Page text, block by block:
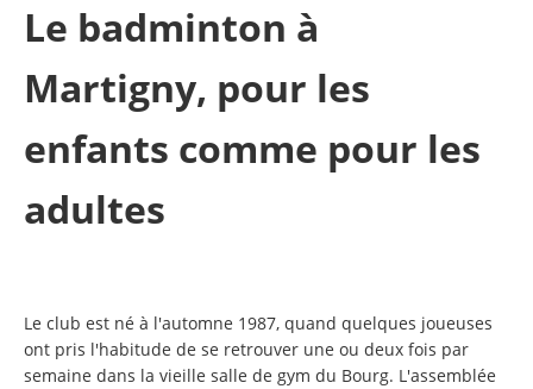
Le badminton à
Martigny, pour les
enfants comme pour les
adultes
Le club est né à l'automne 1987, quand quelques joueuses
ont pris l'habitude de se retrouver une ou deux fois par
semaine dans la vieille salle de gym du Bourg. L'assemblée